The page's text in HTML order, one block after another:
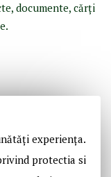
experiența.
protectia si
documente, cărţi